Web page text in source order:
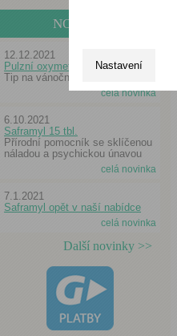
NOVINKY
12.12.2021
Pulzní oxymetr
Tip na vánoční dárek
celá novinka
6.10.2021
Saframyl 15 tbl.
Přírodní pomocník se sklíčenou
náladou a psychickou únavou
celá novinka
7.1.2021
Saframyl opět v naší nabídce
celá novinka
Další novinky >>
Nastavení